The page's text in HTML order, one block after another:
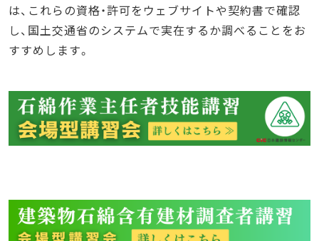
は、これらの資格・許可をウェブサイトや契約書で確認
し、国土交通省のシステムで実在するか調べることをお
すすめします。